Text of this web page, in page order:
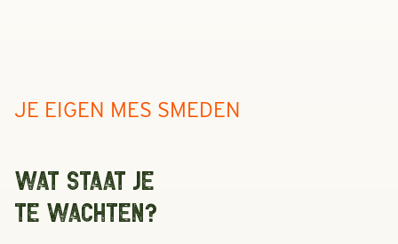
JE EIGEN MES SMEDEN
WAT STAAT JE
TE WACHTEN?